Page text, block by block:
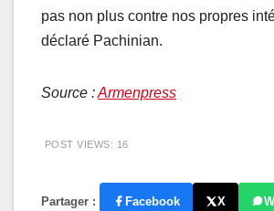
pas non plus contre nos propres
déclaré Pachinian.
Source :Armenpress
POST VIEWS: 16
Partager : Facebook X